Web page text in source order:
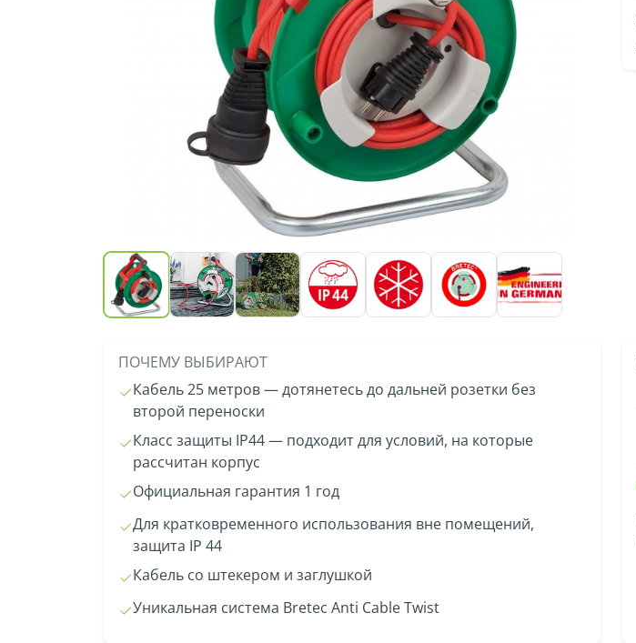
ПОЧЕМУ ВЫБИРАЮТ
Кабель 25 метров — дотянетесь до дальней розетки без
второй переноски
Класс защиты IP44 — подходит для условий, на которые
рассчитан корпус
Официальная гарантия 1 год
Для кратковременного использования вне помещений,
защита IР 44
Кабель со штекером и заглушкой
Уникальная система Bretec Anti Cable Twist